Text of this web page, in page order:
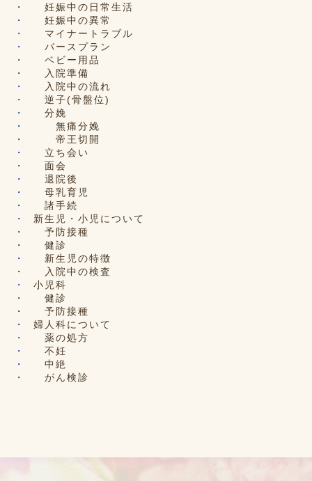
妊娠中の日常生活
妊娠中の異常
マイナートラブル
バースプラン
ベビー用品
入院準備
入院中の流れ
逆子(骨盤位)
分娩
無痛分娩
帝王切開
立ち会い
面会
退院後
母乳育児
諸手続
新生児・小児について
予防接種
健診
新生児の特徴
入院中の検査
小児科
健診
予防接種
婦人科について
薬の処方
不妊
中絶
がん検診